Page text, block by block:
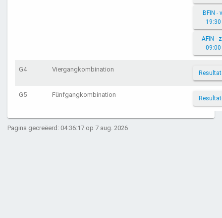
BFIN -
19:30
AFIN -
09:00
G4 Viergangkombination
G5 Fünfgangkombination
Pagina gecreëerd: 04:36:17 op 7 aug. 2026